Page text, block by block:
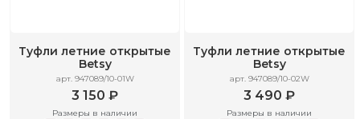
Туфли летние открытые
Betsy
арт. 947089/10-01W
3 150 ₽
Размеры в наличии
Туфли летние открытые
Betsy
арт. 947089/10-02W
3 490 ₽
Размеры в наличии